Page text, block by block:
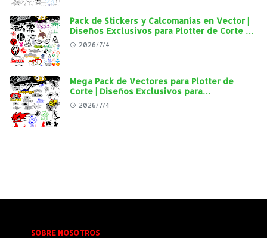
Pack de Stickers y Calcomanías en Vector |
Diseños Exclusivos para Plotter de Corte y
Personalización Automotriz
2026/7/4
Mega Pack de Vectores para Plotter de
Corte | Diseños Exclusivos para
Personalización Automotriz
2026/7/4
SOBRE NOSOTROS